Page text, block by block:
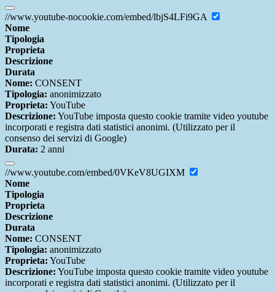
//www.youtube-nocookie.com/embed/lbjS4LFi9GA
Nome
Tipologia
Proprieta
Descrizione
Durata
Nome: CONSENT
Tipologia: anonimizzato
Proprieta: YouTube
Descrizione: YouTube imposta questo cookie tramite video youtube
incorporati e registra dati statistici anonimi. (Utilizzato per il
consenso dei servizi di Google)
Durata: 2 anni
//www.youtube.com/embed/0VKeV8UGIXM
Nome
Tipologia
Proprieta
Descrizione
Durata
Nome: CONSENT
Tipologia: anonimizzato
Proprieta: YouTube
Descrizione: YouTube imposta questo cookie tramite video youtube
incorporati e registra dati statistici anonimi. (Utilizzato per il